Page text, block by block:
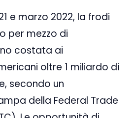
e marzo 2022, la frodi
per mezzo di
costata ai
oltre 1 miliardo di
secondo un
della Federal Trade